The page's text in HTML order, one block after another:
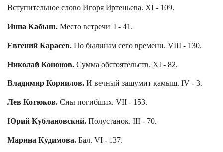
Вступительное слово Игоря Иртеньева. XI - 109.
Инна Кабыш. Место встречи. I - 41.
Евгений Карасев. По былинам сего времени. VIII - 130.
Николай Кононов. Сумма обстоятельств. XI - 82.
Владимир Корнилов. И вечный зашумит камыш. IV - 3.
Лев Котюков. Сны погибших. VII - 153.
Юрий Кублановский. Полустанок. III - 70.
Марина Кудимова. Бал. VI - 137.